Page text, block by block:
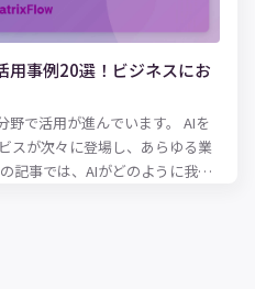
用事例20選！ビジネスにお
野で活用が進んでいます。 AIを
スが次々に登場し、あらゆる業
記事では、AIがどのように我々